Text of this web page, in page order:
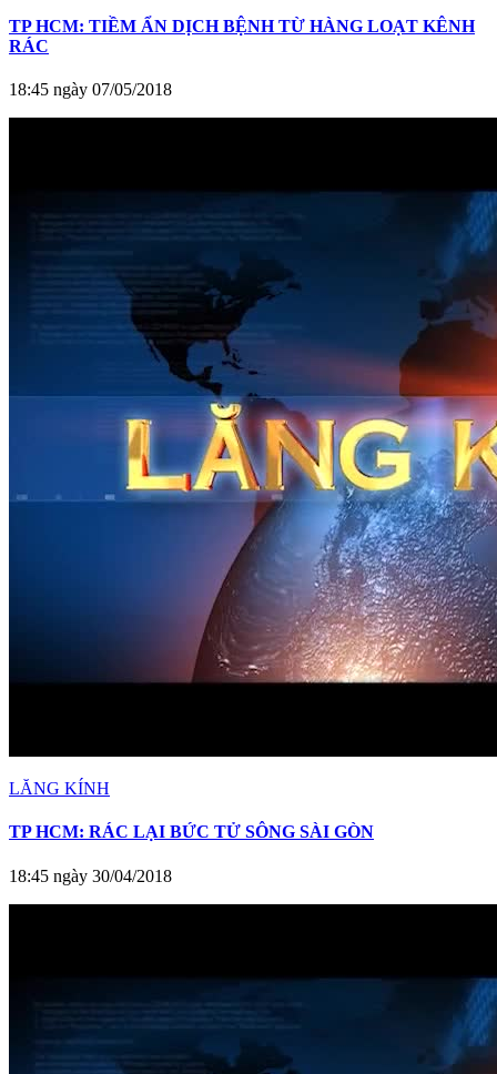
TP HCM: TIỀM ẨN DỊCH BỆNH TỪ HÀNG LOẠT KÊNH
RÁC
18:45 ngày 07/05/2018
LĂNG KÍNH
TP HCM: RÁC LẠI BỨC TỬ SÔNG SÀI GÒN
18:45 ngày 30/04/2018